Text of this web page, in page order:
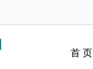
首 页